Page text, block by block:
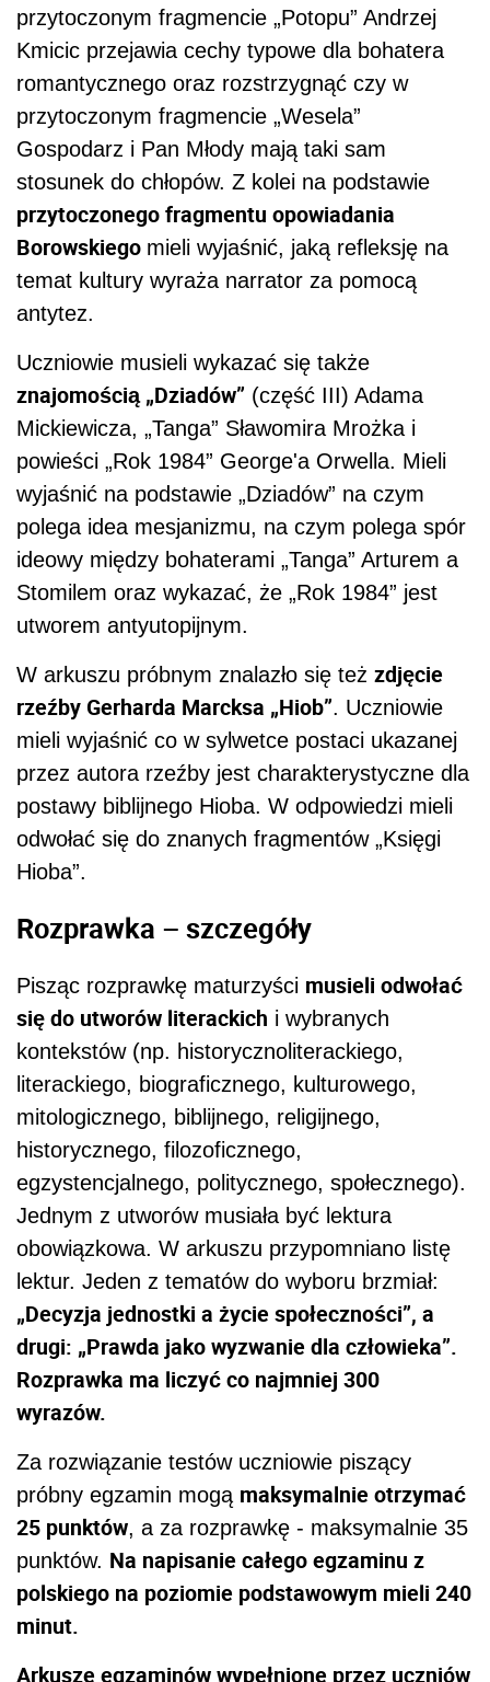
przytoczonym fragmencie „Potopu” Andrzej
Kmicic przejawia cechy typowe dla bohatera
romantycznego oraz rozstrzygnąć czy w
przytoczonym fragmencie „Wesela”
Gospodarz i Pan Młody mają taki sam
stosunek do chłopów. Z kolei na podstawie
przytoczonego fragmentu opowiadania
Borowskiego mieli wyjaśnić, jaką refleksję na
temat kultury wyraża narrator za pomocą
antytez.
Uczniowie musieli wykazać się także
znajomością „Dziadów” (część III) Adama
Mickiewicza, „Tanga” Sławomira Mrożka i
powieści „Rok 1984” George'a Orwella. Mieli
wyjaśnić na podstawie „Dziadów” na czym
polega idea mesjanizmu, na czym polega spór
ideowy między bohaterami „Tanga” Arturem a
Stomilem oraz wykazać, że „Rok 1984” jest
utworem antyutopijnym.
W arkuszu próbnym znalazło się też zdjęcie
rzeźby Gerharda Marcksa „Hiob”. Uczniowie
mieli wyjaśnić co w sylwetce postaci ukazanej
przez autora rzeźby jest charakterystyczne dla
postawy biblijnego Hioba. W odpowiedzi mieli
odwołać się do znanych fragmentów „Księgi
Hioba”.
Rozprawka – szczegóły
Pisząc rozprawkę maturzyści musieli odwołać
się do utworów literackich i wybranych
kontekstów (np. historycznoliterackiego,
literackiego, biograficznego, kulturowego,
mitologicznego, biblijnego, religijnego,
historycznego, filozoficznego,
egzystencjalnego, politycznego, społecznego).
Jednym z utworów musiała być lektura
obowiązkowa. W arkuszu przypomniano listę
lektur. Jeden z tematów do wyboru brzmiał:
„Decyzja jednostki a życie społeczności”, a
drugi: „Prawda jako wyzwanie dla człowieka”.
Rozprawka ma liczyć co najmniej 300
wyrazów.
Za rozwiązanie testów uczniowie piszący
próbny egzamin mogą maksymalnie otrzymać
25 punktów, a za rozprawkę - maksymalnie 35
punktów. Na napisanie całego egzaminu z
polskiego na poziomie podstawowym mieli 240
minut.
Arkusze egzaminów wypełnione przez uczniów